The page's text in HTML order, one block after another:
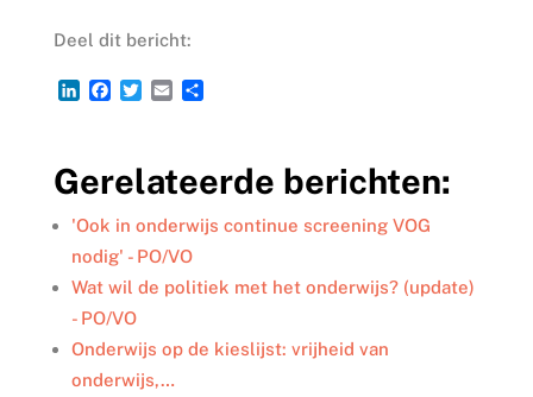
Deel dit bericht:
L
e
d
I
n
F
b
o
o
k
T
t
e
r
E
l
D
n
Gerelateerde berichten:
'Ook in onderwijs continue screening VOG
nodig' - PO/VO
Wat wil de politiek met het onderwijs? (update)
- PO/VO
Onderwijs op de kieslijst: vrijheid van
onderwijs,…